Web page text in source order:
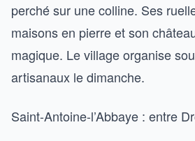
perché sur une colline. Ses
maisons en pierre et son
magique. Le village organise
artisanaux le dimanche.
Saint-Antoine-l’Abbaye : entre